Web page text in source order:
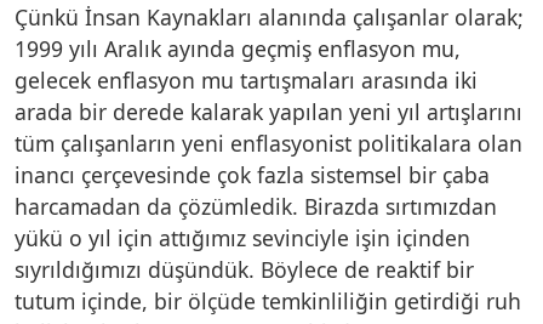
Çünkü İnsan Kaynakları alanında çalışanlar olarak;
1999 yılı Aralık ayında geçmiş enflasyon mu,
gelecek enflasyon mu tartışmaları arasında iki
arada bir derede kalarak yapılan yeni yıl artışlarını
tüm çalışanların yeni enflasyonist politikalara olan
inancı çerçevesinde çok fazla sistemsel bir çaba
harcamadan da çözümledik. Birazda sırtımızdan
yükü o yıl için attığımız sevinciyle işin içinden
sıyrıldığımızı düşündük. Böylece de reaktif bir
tutum içinde, bir ölçüde temkinliliğin getirdiği ruh